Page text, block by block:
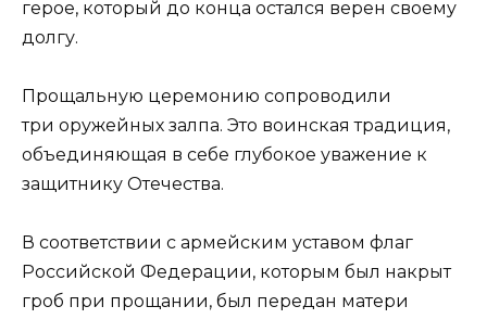
герое, который до конца остался верен своему
долгу.
Прощальную церемонию сопроводили
три оружейных залпа. Это воинская традиция,
объединяющая в себе глубокое уважение к
защитнику Отечества.
В соответствии с армейским уставом флаг
Российской Федерации, которым был накрыт
гроб при прощании, был передан матери